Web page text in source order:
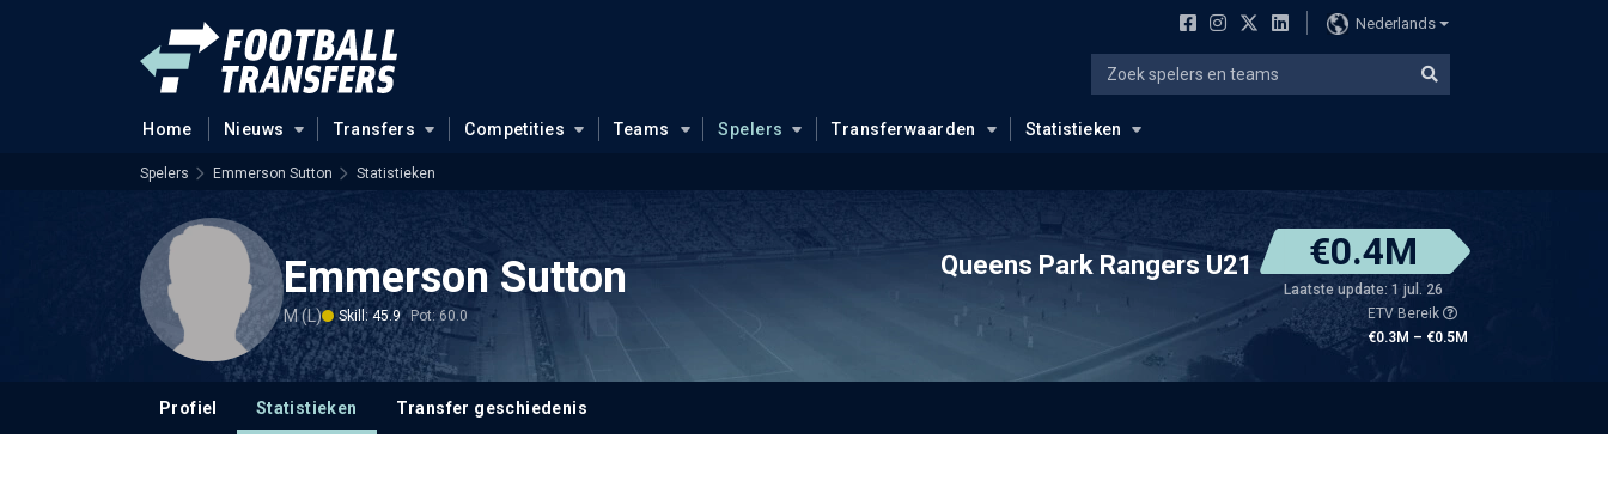
Nederlands
Home Nieuws Transfers Competities Teams Spelers Transferwaarden Statistieken
Spelers Emmerson Sutton Statistieken
Emmerson Sutton
M (L) Skill: 45.9 Pot: 60.0
Queens Park Rangers U21 €0.4M
Laatste update: 1 jul. 26
ETV Bereik
€0.3M – €0.5M
Profiel Statistieken Transfer geschiedenis